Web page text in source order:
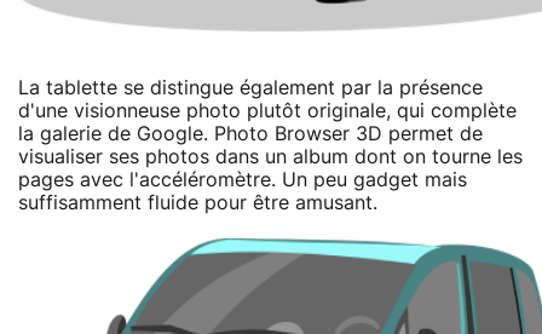
La tablette se distingue également par la présence
d'une visionneuse photo plutôt originale, qui complète
la galerie de Google. Photo Browser 3D permet de
visualiser ses photos dans un album dont on tourne les
pages avec l'accéléromètre. Un peu gadget mais
suffisamment fluide pour être amusant.